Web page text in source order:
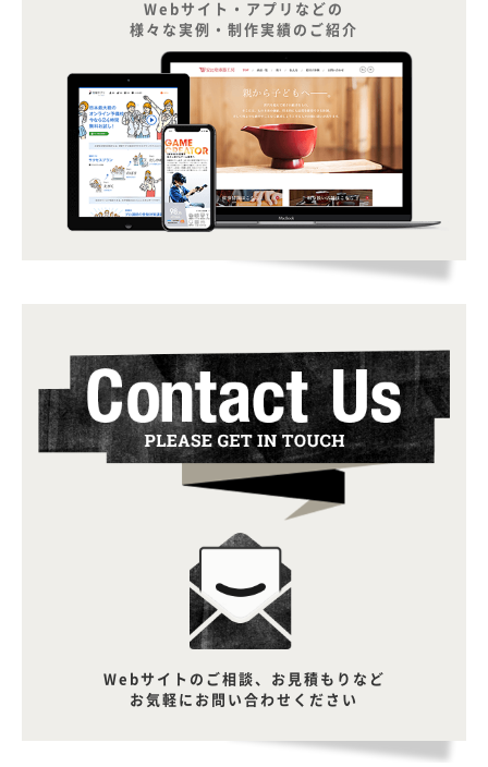
Webサイト・アプリなどの
様々な実例・制作実績のご紹介
Webサイトのご相談、お見積もりなど
お気軽にお問い合わせください